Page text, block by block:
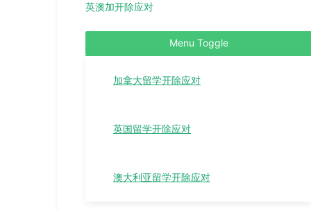
英澳加开除应对
Menu Toggle
加拿大留学开除应对
英国留学开除应对
澳大利亚留学开除应对